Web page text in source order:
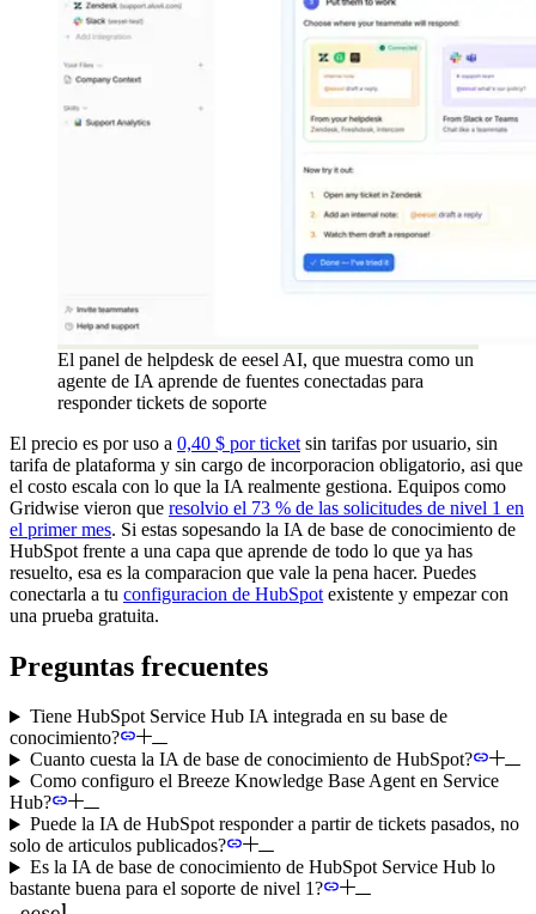
El panel de helpdesk de eesel AI, que muestra como un
agente de IA aprende de fuentes conectadas para
responder tickets de soporte
El precio es por uso a 0,40 $ por ticket sin tarifas por usuario, sin
tarifa de plataforma y sin cargo de incorporacion obligatorio, asi que
el costo escala con lo que la IA realmente gestiona. Equipos como
Gridwise vieron que resolvio el 73 % de las solicitudes de nivel 1 en
el primer mes. Si estas sopesando la IA de base de conocimiento de
HubSpot frente a una capa que aprende de todo lo que ya has
resuelto, esa es la comparacion que vale la pena hacer. Puedes
conectarla a tu configuracion de HubSpot existente y empezar con
una prueba gratuita.
Preguntas frecuentes
Tiene HubSpot Service Hub IA integrada en su base de
conocimiento?
Cuanto cuesta la IA de base de conocimiento de HubSpot?
Como configuro el Breeze Knowledge Base Agent en Service
Hub?
Puede la IA de HubSpot responder a partir de tickets pasados, no
solo de articulos publicados?
Es la IA de base de conocimiento de HubSpot Service Hub lo
bastante buena para el soporte de nivel 1?